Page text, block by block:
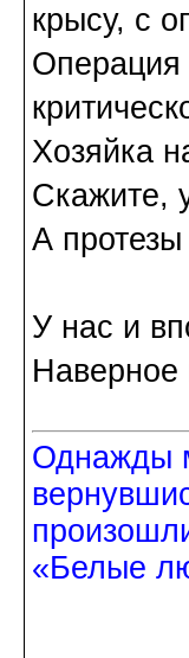
крысу, с
Операция
Хозяйка
Скажите,
А
У нас и
Однажды
«Белые